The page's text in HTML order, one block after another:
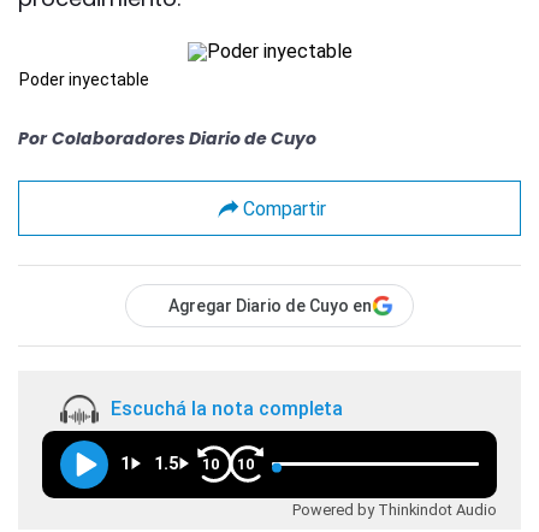
Poder inyectable
Por Colaboradores Diario de Cuyo
Compartir
Agregar Diario de Cuyo en
Escuchá la nota completa
1 1.5 10 10
Powered by Thinkindot Audio